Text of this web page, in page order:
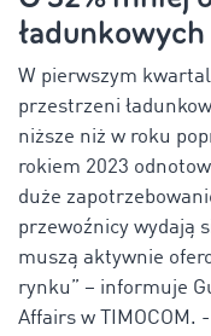
W pierwszym
przestrzeni
niższe niż w roku
rokiem 2023
duże
przewoźnicy wydają
muszą aktywnie
rynku” – informuje
Affairs w TIMOCOM.